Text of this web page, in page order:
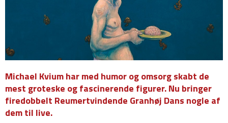
Michael Kvium har med humor og omsorg skabt de
mest groteske og fascinerende figurer. Nu bringer
firedobbelt Reumertvindende Granhøj Dans nogle af
dem til live.